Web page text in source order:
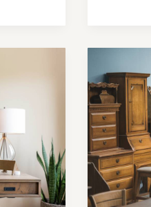
vos
meubles
anciens
ou
réalisez
vos
rêves
de